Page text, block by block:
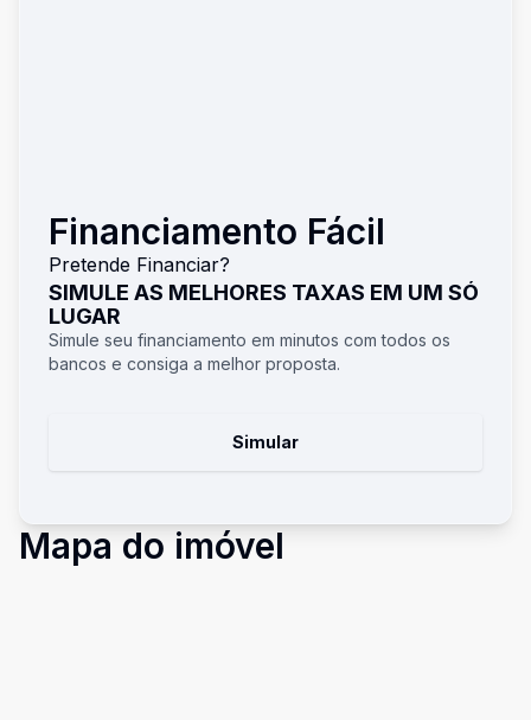
Financiamento Fácil
Pretende Financiar?
SIMULE AS MELHORES TAXAS EM UM SÓ
LUGAR
Simule seu financiamento em minutos com todos os
bancos e consiga a melhor proposta.
Simular
Mapa do imóvel